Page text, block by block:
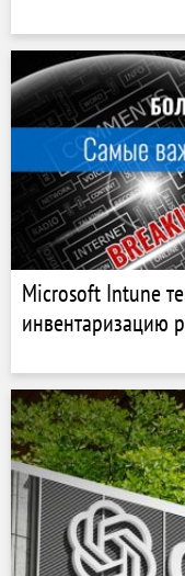
Microsoft Intune
инвентаризацию